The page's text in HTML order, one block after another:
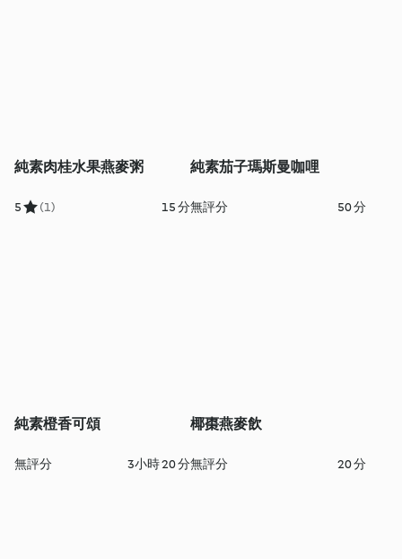
純素肉桂水果燕麥粥
5 (1) 15 分
純素茄子瑪斯曼咖哩
無評分 50 分
純素橙香可頌
無評分 3小時 20 分
椰棗燕麥飲
無評分 20 分